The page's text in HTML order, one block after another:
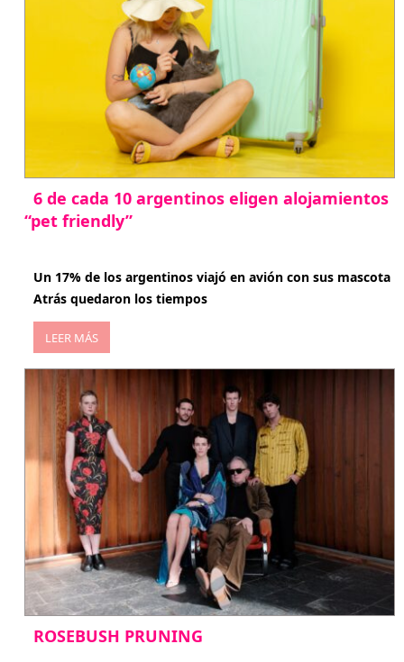
6 de cada 10 argentinos eligen alojamientos
“pet friendly”
Un 17% de los argentinos viajó en avión con sus mascota
Atrás quedaron los tiempos
LEER MÁS
ROSEBUSH PRUNING